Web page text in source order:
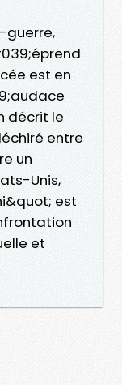
guerre,
est en
décrit le
entre
un
Unis,
est
et